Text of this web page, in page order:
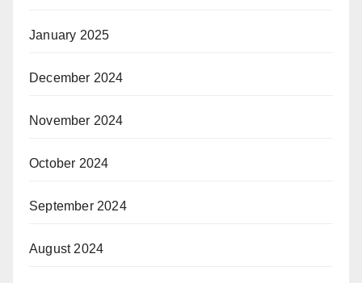
January 2025
December 2024
November 2024
October 2024
September 2024
August 2024